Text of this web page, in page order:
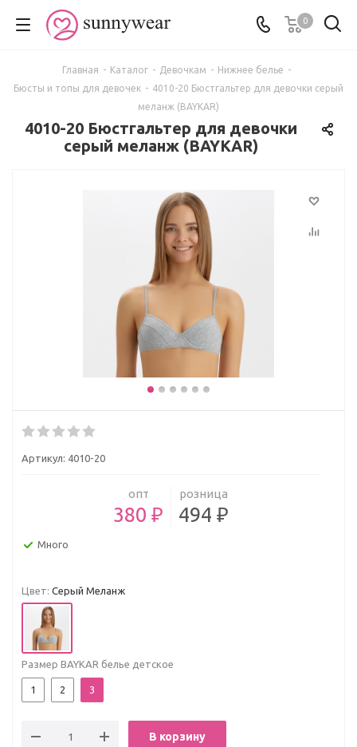
0
Главная - Каталог - Девочкам - Нижнее белье -
Бюсты и топы для девочек - 4010-20 Бюстгальтер для девочки серый
меланж (BAYKAR)
4010-20 Бюстгальтер для девочки
серый меланж (BAYKAR)
Артикул: 4010-20
опт
380 ₽
розница
494 ₽
Много
Цвет: Серый Меланж
Размер BAYKAR белье детское
1 2 3
В корзину